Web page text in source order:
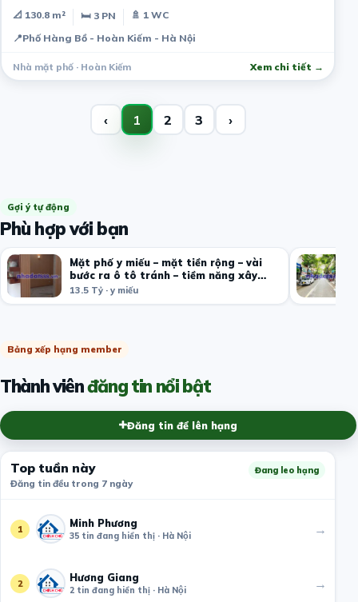
📐 130.8 m² 🛏 3 PN
🚿 1 WC
📍Phố Hàng Bồ - Hoàn Kiếm - Hà Nội
Nhà mặt phố · Hoàn Kiếm Xem chi tiết →
‹ 1 2 3 ›
Gợi ý tự động
Phù hợp với bạn
Mặt phố y miếu – mặt tiền rộng – vài
bước ra ô tô tránh – tiềm năng xây
building cực đẹp
13.5 Tỷ · y miếu
Bảng xếp hạng member
Thành viênđăng tin nổi bật
Đăng tin để lên hạng
Top tuần này
Đăng tin đều trong 7 ngày
Đang leo hạng
1 Minh Phương
35 tin đang hiển thị · Hà Nội →
2 Hương Giang
2 tin đang hiển thị · Hà Nội →